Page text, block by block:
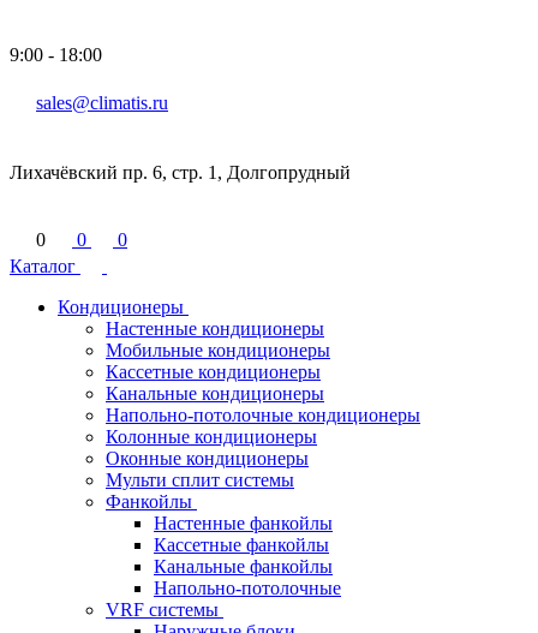
9:00 - 18:00
sales@climatis.ru
Лихачёвский пр. 6, стр. 1, Долгопрудный
0 0
0
Каталог
Кондиционеры
Настенные кондиционеры
Мобильные кондиционеры
Кассетные кондиционеры
Канальные кондиционеры
Напольно-потолочные кондиционеры
Колонные кондиционеры
Оконные кондиционеры
Мульти сплит системы
Фанкойлы
Настенные фанкойлы
Кассетные фанкойлы
Канальные фанкойлы
Напольно-потолочные
VRF системы